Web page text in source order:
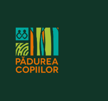
content